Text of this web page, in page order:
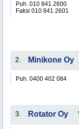
Puh. 010 841 2600
Faksi 010 841 2601
2. Minikone Oy
Puh. 0400 402 084
3. Rotator Oy